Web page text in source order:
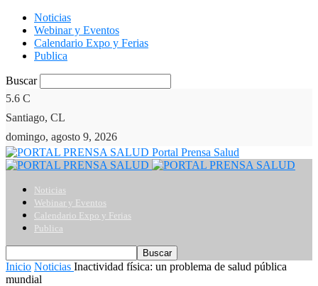
Noticias
Webinar y Eventos
Calendario Expo y Ferias
Publica
Buscar
5.6 C
Santiago, CL
domingo, agosto 9, 2026
Portal Prensa Salud
Noticias
Webinar y Eventos
Calendario Expo y Ferias
Publica
Inicio Noticias Inactividad física: un problema de salud pública
mundial